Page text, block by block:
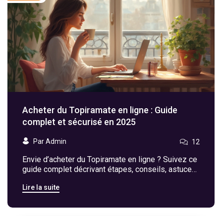
Acheter du Topiramate en ligne : Guide
complet et sécurisé en 2025
Par Admin 12
Envie d’acheter du Topiramate en ligne ? Suivez ce
guide complet décrivant étapes, conseils, astuces
toute sécurité en 2025.
Lire la suite